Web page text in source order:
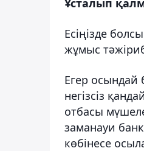
Есіңізде
жұмыс
Егер осындай
негізсіз
отбасы
заманауи
көбінесе